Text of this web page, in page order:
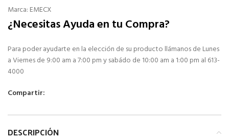
Marca: EMECX
¿Necesitas Ayuda en tu Compra?
Para poder ayudarte en la elección de su producto llámanos de Lunes
a Viernes de 9:00 am a 7:00 pm y sabádo de 10:00 am a 1:00 pm al 613-
4000
Compartir:
DESCRIPCIÓN